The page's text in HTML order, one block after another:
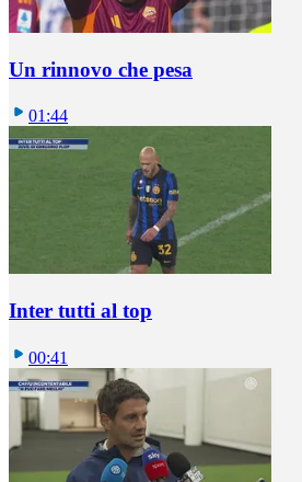
Un rinnovo che pesa
01:44
Inter tutti al top
00:41